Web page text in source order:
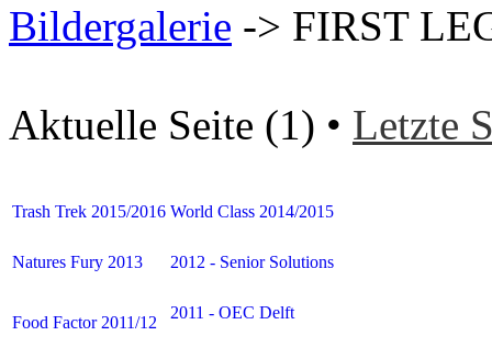
Bildergalerie -> FIRST
Aktuelle Seite (1) • Letzte
Trash Trek 2015/2016 World Class 2014/2015
Natures Fury 2013 2012 - Senior Solutions
Food Factor 2011/12
2011 - OEC Delft